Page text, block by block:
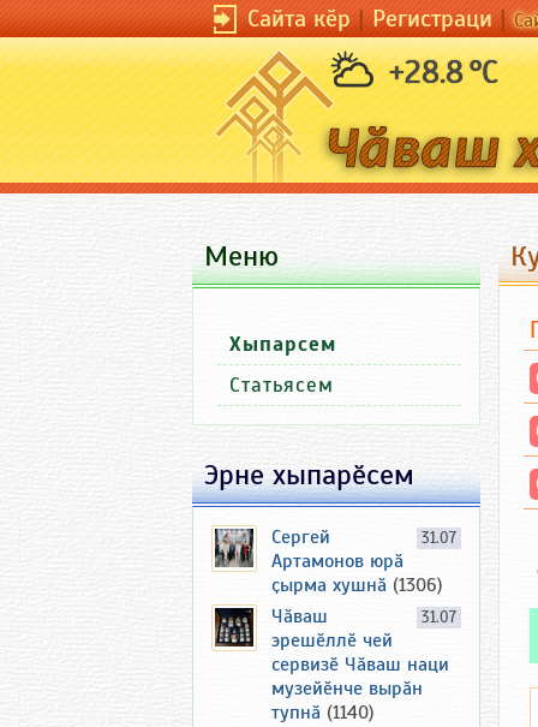
Сайта кӗр|Регистраци|
+28.8 °C
Меню
Хыпарсем
Статьясем
Эрне хыпарӗсем
31.07
Сергей
Артамонов юрӑ
ҫырма хушнӑ (1306)
31.07
Чӑваш
эрешӗллӗ чей
сервизӗ Чӑваш наци
музейӗнче вырӑн
тупнӑ (1140)